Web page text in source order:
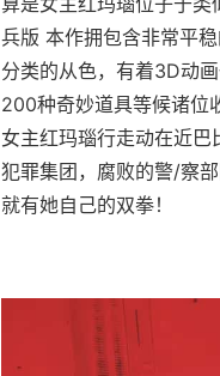
兵版 本作拥包含非常平
分类的从色，有着3D动
200种奇妙道具等候诸位
女主红玛瑙行走动在近巴
犯罪集团，腐败的警/察
就有她自己的双拳！